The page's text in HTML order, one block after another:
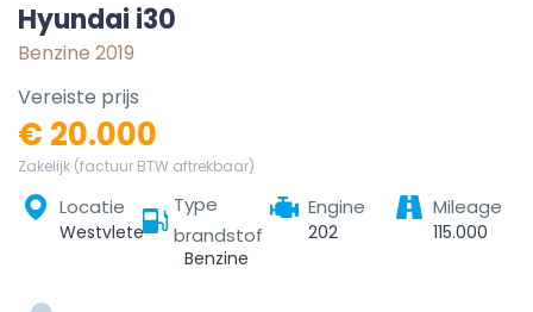
Hyundai i30
Benzine 2019
Vereiste prijs
€ 20.000
Zakelijk (factuur BTW aftrekbaar)
Locatie
Westvleteren, Vleteren, Ieper, West-Vlaanderen, Vlaanderen, België
Type
brandstof
Benzine
Engine
202
Mileage
115.000